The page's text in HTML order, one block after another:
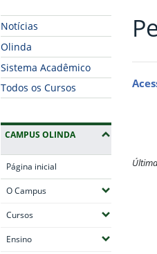
Início da navegação
Notícias
Olinda
Sistema Acadêmico
Todos os Cursos
CAMPUS OLINDA
Página inicial
O Campus(Expandir submenus)
Cursos(Expandir submenus)
Ensino(Expandir submenus)